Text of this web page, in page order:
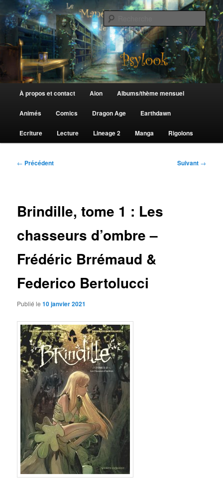
au
contenu
principalLe Manège de Psylook
principal
À propos et contact Aion Albums/thème mensuel
Animés Comics Dragon Age Earthdawn
Ecriture Lecture Lineage 2 Manga Rigolons
Navigation
← Précédent Suivant →
Brindille, tome 1 : Les
chasseurs d’ombre –
Frédéric Brrémaud &
Federico Bertolucci
Publié le10 janvier 2021